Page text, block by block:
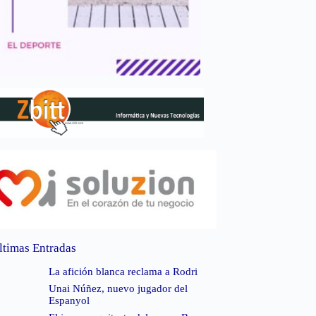
Entradas
La afición blanca reclama a Rodri
Unai Núñez, nuevo jugador del
Espanyol